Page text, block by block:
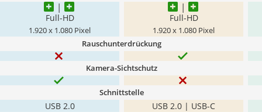
Full-HD
1.920 x 1.080 Pixel
Full-HD
1.920 x 1.080 Pixel
Rauschunterdrückung
Kamera-Sichtschutz
Schnittstelle
USB 2.0 USB 2.0 | USB-C